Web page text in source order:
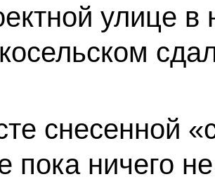
улице
снесенной
пока ничего